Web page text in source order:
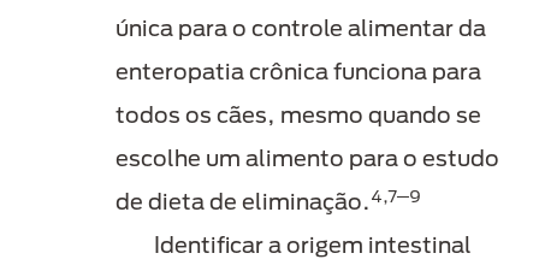
única para o controle alimentar da
enteropatia crônica funciona para
todos os cães, mesmo quando se
escolhe um alimento para o estudo
de dieta de eliminação.4,7─9
Identificar a origem intestinal